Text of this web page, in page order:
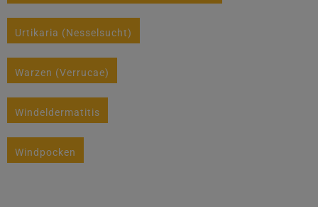
Urtikaria (Nesselsucht)
Warzen (Verrucae)
Windeldermatitis
Windpocken